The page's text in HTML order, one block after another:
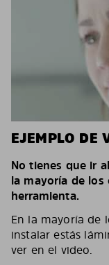
EJEMPLO DE
No tienes que ir
la mayoría de los
herramienta.
En la mayoría de
instalar estás
ver en el video.